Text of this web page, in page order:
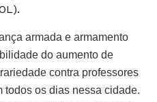
armada e armamento
do aumento de
contra professores
todos os dias nessa cidade.